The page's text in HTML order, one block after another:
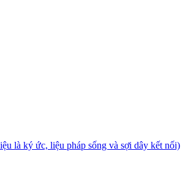
ký ức, liệu pháp sống và sợi dây kết nối)